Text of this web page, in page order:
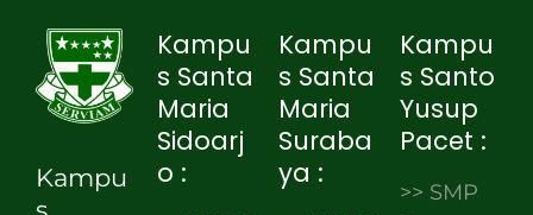
Kampu
Kampu
s Santa
Maria
Sidoarj
o :
Kampu
s Santa
Maria
Suraba
ya :
Kampu
s Santo
Yusup
Pacet :
>> SMP